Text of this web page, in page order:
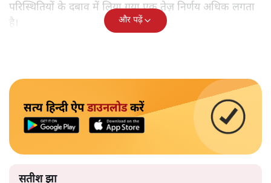
परिस्थितियों के दबाव में लिया गया एक तेज़ निर्णय अधिक लगता
है।
और पढ़ें
सत्य हिन्दी ऐपडाउनलोडकरें
सतीश झा